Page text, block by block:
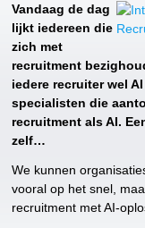
Vandaag de dag
lijkt iedereen die
zich met
recruitment
iedere recruiter wel
specialisten die
recruitment als AI.
zelf…
We kunnen
vooral op het snel,
recruitment met AI-